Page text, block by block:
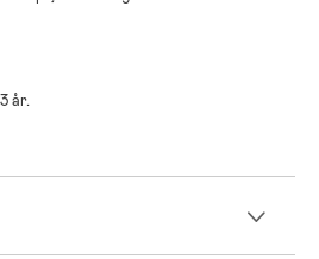
år.